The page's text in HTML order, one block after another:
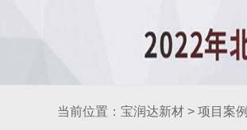
当前位置： 宝润达新材 > 项目案例